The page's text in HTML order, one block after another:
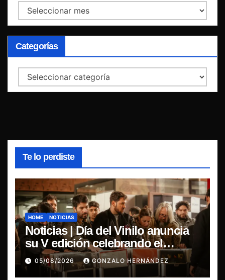
Archivos
Categorías
Categorías
Te lo perdiste
HOME NOTICIAS
Noticias | Día del Vinilo anuncia
su V edición celebrando el
regreso del 7″ fabricado en Chile
05/08/2026 GONZALO HERNÁNDEZ